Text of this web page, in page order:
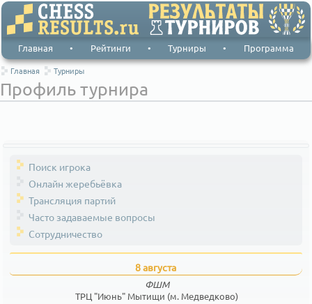
Главная • Рейтинги • Турниры • Программа
Главная Турниры
Профиль турнира
Поиск игрока
Онлайн жеребьёвка
Трансляция партий
Часто задаваемые вопросы
Сотрудничество
8 августа
ФШМ
ТРЦ "Июнь" Мытищи (м. Медведково)